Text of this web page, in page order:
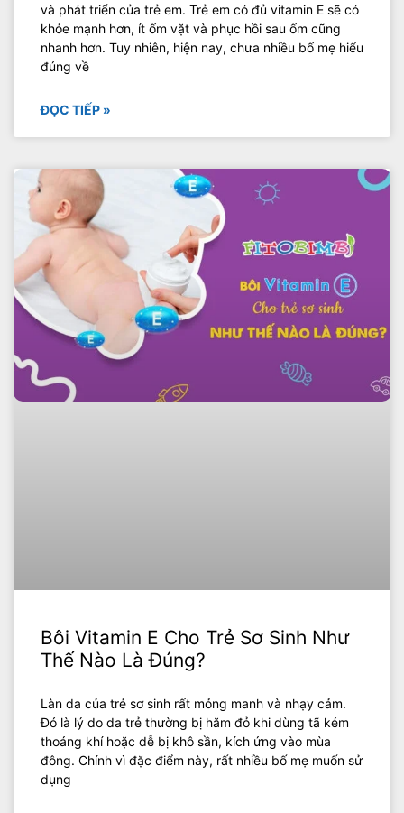
và phát triển của trẻ em. Trẻ em có đủ vitamin E sẽ có
khỏe mạnh hơn, ít ốm vặt và phục hồi sau ốm cũng
nhanh hơn. Tuy nhiên, hiện nay, chưa nhiều bố mẹ hiểu
đúng về
ĐỌC TIẾP »
Bôi Vitamin E Cho Trẻ Sơ Sinh Như
Thế Nào Là Đúng?
Làn da của trẻ sơ sinh rất mỏng manh và nhạy cảm.
Đó là lý do da trẻ thường bị hăm đỏ khi dùng tã kém
thoáng khí hoặc dễ bị khô sần, kích ứng vào mùa
đông. Chính vì đặc điểm này, rất nhiều bố mẹ muốn sử
dụng